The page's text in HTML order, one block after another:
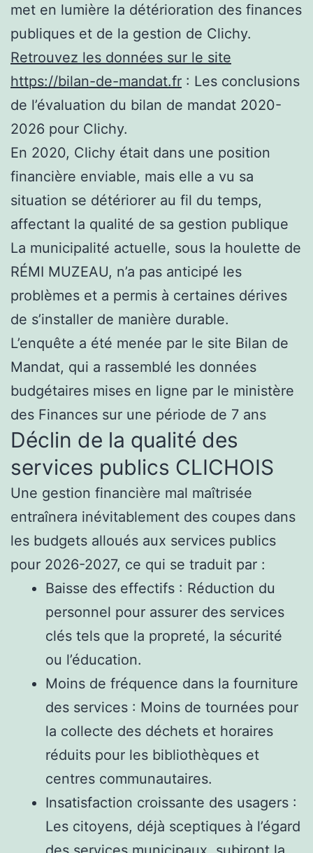
met en lumière la détérioration des finances
publiques et de la gestion de Clichy.
Retrouvez les données sur le site
https://bilan-de-mandat.fr : Les conclusions
de l’évaluation du bilan de mandat 2020-
2026 pour Clichy.
En 2020, Clichy était dans une position
financière enviable, mais elle a vu sa
situation se détériorer au fil du temps,
affectant la qualité de sa gestion publique
La municipalité actuelle, sous la houlette de
RÉMI MUZEAU, n’a pas anticipé les
problèmes et a permis à certaines dérives
de s’installer de manière durable.
L’enquête a été menée par le site Bilan de
Mandat, qui a rassemblé les données
budgétaires mises en ligne par le ministère
des Finances sur une période de 7 ans
Déclin de la qualité des
services publics CLICHOIS
Une gestion financière mal maîtrisée
entraînera inévitablement des coupes dans
les budgets alloués aux services publics
pour 2026-2027, ce qui se traduit par :
Baisse des effectifs : Réduction du
personnel pour assurer des services
clés tels que la propreté, la sécurité
ou l’éducation.
Moins de fréquence dans la fourniture
des services : Moins de tournées pour
la collecte des déchets et horaires
réduits pour les bibliothèques et
centres communautaires.
Insatisfaction croissante des usagers :
Les citoyens, déjà sceptiques à l’égard